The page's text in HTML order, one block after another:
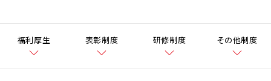
福利厚生 表彰制度 研修制度 その他制度